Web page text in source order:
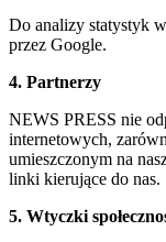
Do analizy statystyk
przez Google.
4. Partnerzy
NEWS PRESS nie
internetowych,
umieszczonym na
linki kierujące do nas.
5. Wtyczki